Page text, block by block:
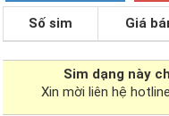
Số sim Giá
Sim dạng này
Xin mời liên hệ